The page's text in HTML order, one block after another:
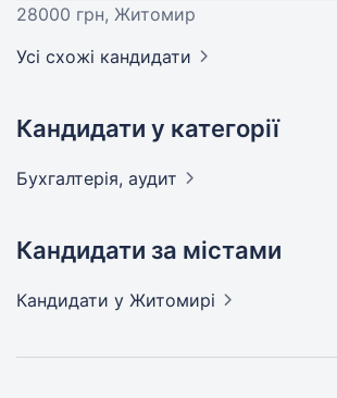
28000 грн, Житомир
Усі схожі кандидати
Кандидати у категорії
Бухгалтерія, аудит
Кандидати за містами
Кандидати у Житомирі